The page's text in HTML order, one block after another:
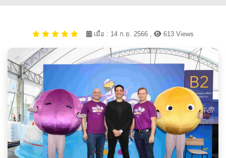
เมื่อ : 14 ก.ย. 2566 , 613 Views